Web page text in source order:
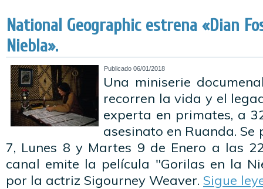
National Geographic​ estrena «Dian
Niebla».
Publicado 06/01/2018
Una miniserie
recorren la vida y el
experta en primates, a
asesinato en Ruanda.
7, Lunes 8 y Martes 9 de Enero a las
canal emite la película "Gorilas en la
por la actriz Sigourney Weaver. Sigue